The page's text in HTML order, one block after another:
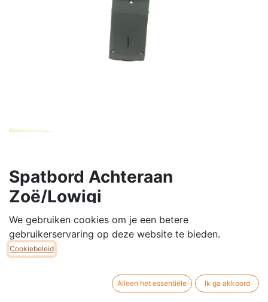
Spatbord Achteraan
Zoë/Lowigi
Spatbord Achteraan Zoë/Lowigi
€25,00
We gebruiken cookies om je een betere
gebruikerservaring op deze website te bieden.
Cookiebeleid
Alleen het essentiële Ik ga akkoord